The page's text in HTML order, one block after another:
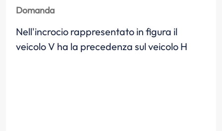
Domanda
Nell'incrocio rappresentato in figura il
veicolo V ha la precedenza sul veicolo H